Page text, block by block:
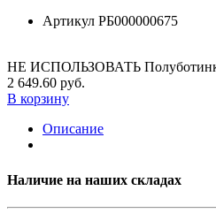
Артикул РБ000000675
НЕ ИСПОЛЬЗОВАТЬ
2 649.60 руб.
В корзину
Описание
Наличие на наших складах